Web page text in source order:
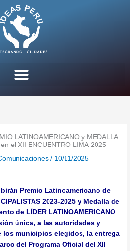
LATINOAMERICANO y MEDALLA
el XII ENCUENTRO LIMA 2025
/ 10/11/2025
Premio Latinoamericano de
2023-2025 y Medalla de
de LÍDER LATINOAMERICANO
única, a las autoridades y
los municipios elegidos, la entrega
del Programa Oficial del XII